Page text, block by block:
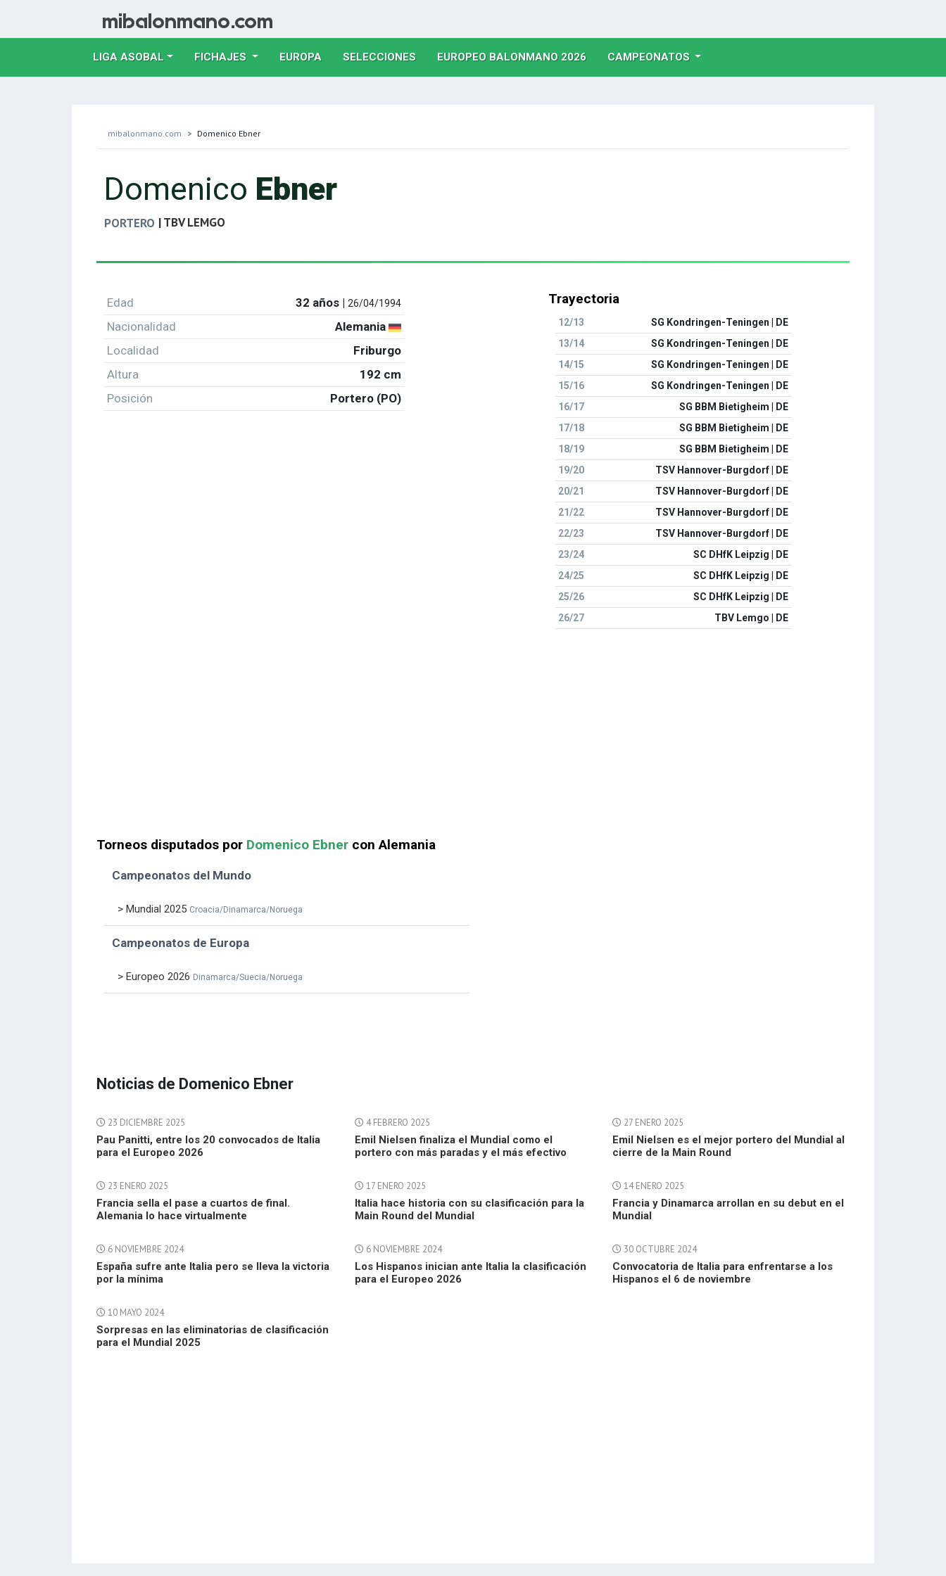
LIGA ASOBAL FICHAJES EUROPA(CURRENT)
SELECCIONES(CURRENT)
EUROPEO BALONMANO 2026(CURRENT)
CAMPEONATOS
mibalonmano.com Domenico Ebner
Domenico Ebner
PORTERO | TBV LEMGO
Edad 32 años |26/04/1994
Nacionalidad
Alemania
Localidad
Friburgo
Altura
192 cm
Posición
Portero (PO)
Trayectoria
12/13
SG Kondringen-Teningen | DE
13/14
SG Kondringen-Teningen | DE
14/15
SG Kondringen-Teningen | DE
15/16
SG Kondringen-Teningen | DE
16/17
SG BBM Bietigheim | DE
17/18
SG BBM Bietigheim | DE
18/19
SG BBM Bietigheim | DE
19/20
TSV Hannover-Burgdorf | DE
20/21
TSV Hannover-Burgdorf | DE
21/22
TSV Hannover-Burgdorf | DE
22/23
TSV Hannover-Burgdorf | DE
23/24
SC DHfK Leipzig | DE
24/25
SC DHfK Leipzig | DE
25/26
SC DHfK Leipzig | DE
26/27
TBV Lemgo | DE
Torneos disputados por Domenico Ebner con Alemania
Campeonatos del Mundo
> Mundial 2025 Croacia/Dinamarca/Noruega
Campeonatos de Europa
> Europeo 2026 Dinamarca/Suecia/Noruega
Noticias de Domenico Ebner
23 DICIEMBRE 2025
Pau Panitti, entre los 20 convocados de Italia
para el Europeo 2026
4 FEBRERO 2025
Emil Nielsen finaliza el Mundial como el
portero con más paradas y el más efectivo
27 ENERO 2025
Emil Nielsen es el mejor portero del Mundial al
cierre de la Main Round
23 ENERO 2025
Francia sella el pase a cuartos de final.
Alemania lo hace virtualmente
17 ENERO 2025
Italia hace historia con su clasificación para la
Main Round del Mundial
14 ENERO 2025
Francia y Dinamarca arrollan en su debut en el
Mundial
6 NOVIEMBRE 2024
España sufre ante Italia pero se lleva la victoria
por la mínima
6 NOVIEMBRE 2024
Los Hispanos inician ante Italia la clasificación
para el Europeo 2026
30 OCTUBRE 2024
Convocatoria de Italia para enfrentarse a los
Hispanos el 6 de noviembre
10 MAYO 2024
Sorpresas en las eliminatorias de clasificación
para el Mundial 2025